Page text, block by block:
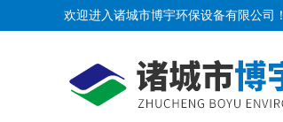
欢迎进入诸城市博宇环保设备有限公司！